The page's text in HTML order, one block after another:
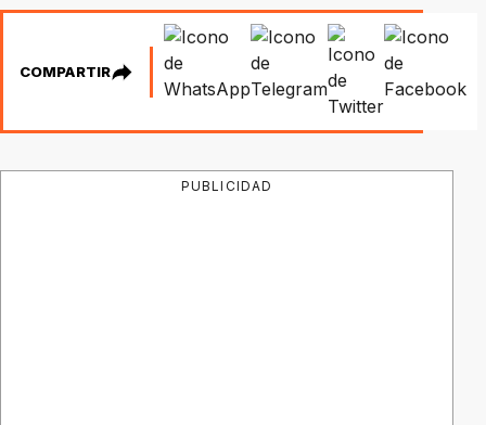
COMPARTIR
PUBLICIDAD